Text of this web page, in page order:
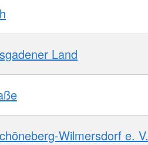
Land
Wilmersdorf e. V.